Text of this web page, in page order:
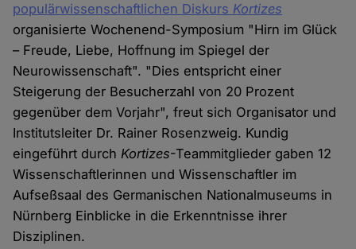
populärwissenschaftlichen Diskurs Kortizes
organisierte Wochenend-Symposium "Hirn im Glück
– Freude, Liebe, Hoffnung im Spiegel der
Neurowissenschaft". "Dies entspricht einer
Steigerung der Besucherzahl von 20 Prozent
gegenüber dem Vorjahr", freut sich Organisator und
Institutsleiter Dr. Rainer Rosenzweig. Kundig
eingeführt durchKortizes-Teammitglieder gaben 12
Wissenschaftlerinnen und Wissenschaftler im
Aufseßsaal des Germanischen Nationalmuseums in
Nürnberg Einblicke in die Erkenntnisse ihrer
Disziplinen.